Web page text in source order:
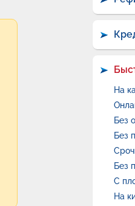
На
Без
Без
Без
С
На